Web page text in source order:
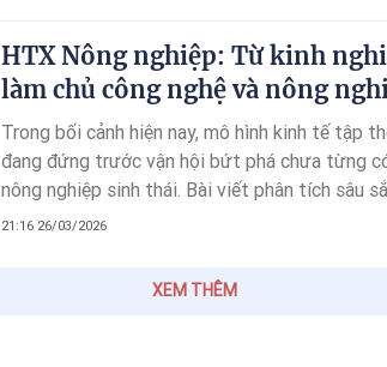
HTX Nông nghiệp: Từ kinh
làm chủ công nghệ và nông
Trong bối cảnh hiện nay, mô hình kinh tế tập
đang đứng trước vận hội bứt phá chưa từng
nông nghiệp sinh thái. Bài viết phân tích sâu
trào HTX toàn cầu, từ kỷ luật thép của Đức,
21:16 26/03/2026
XEM THÊM